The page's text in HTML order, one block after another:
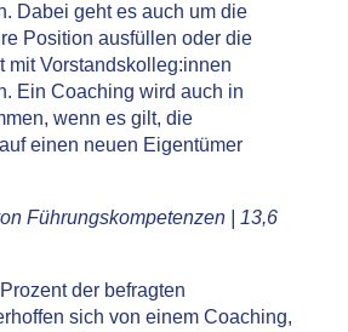
Dabei geht es auch um die
Position ausfüllen oder die
mit Vorstandskolleg:innen
Ein Coaching wird auch in
wenn es gilt, die
einen neuen Eigentümer
Führungskompetenzen | 13,6
der befragten
sich von einem Coaching,